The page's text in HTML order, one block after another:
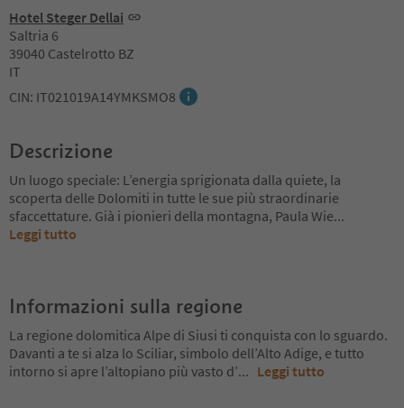
Hotel Steger Dellai
Saltria 6
39040 Castelrotto BZ
IT
CIN: IT021019A14YMKSMO8
Descrizione
Un luogo speciale: L’energia sprigionata dalla quiete, la
scoperta delle Dolomiti in tutte le sue più straordinarie
sfaccettature. Già i pionieri della montagna, Paula Wie...
Leggi tutto
Informazioni sulla regione
La regione dolomitica Alpe di Siusi ti conquista con lo sguardo.
Davanti a te si alza lo Sciliar, simbolo dell’Alto Adige, e tutto
intorno si apre l’altopiano più vasto d’... Leggi tutto